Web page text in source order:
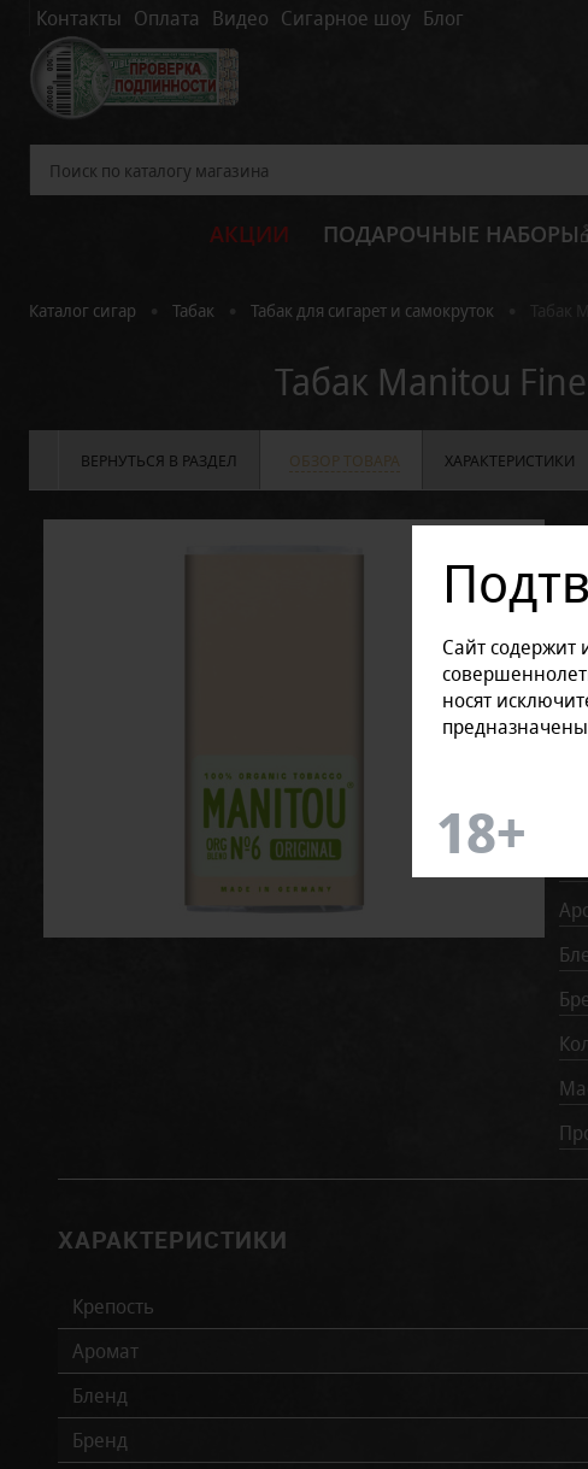
Контакты Оплата Видео Сигарное шоу Блог
АКЦИИ ПОДАРОЧНЫЕ
Каталог сигар Табак Табак для сигарет и самокруток
Табак Manitou
Сайт
носят
ВЕРНУТЬСЯ В РАЗДЕЛ ОБЗОР ТОВАРА ХАРАКТЕРИСТИКИ
ХАРАКТЕРИСТИКИ
Крепость
Аромат
Бленд
Бренд